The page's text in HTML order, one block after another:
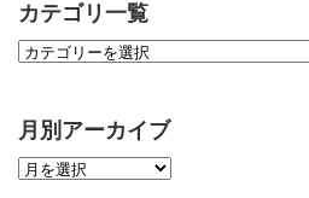
カテゴリ一覧
月別アーカイブ